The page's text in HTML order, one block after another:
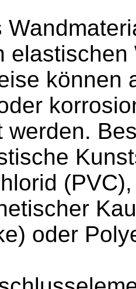
können
werden.
oder